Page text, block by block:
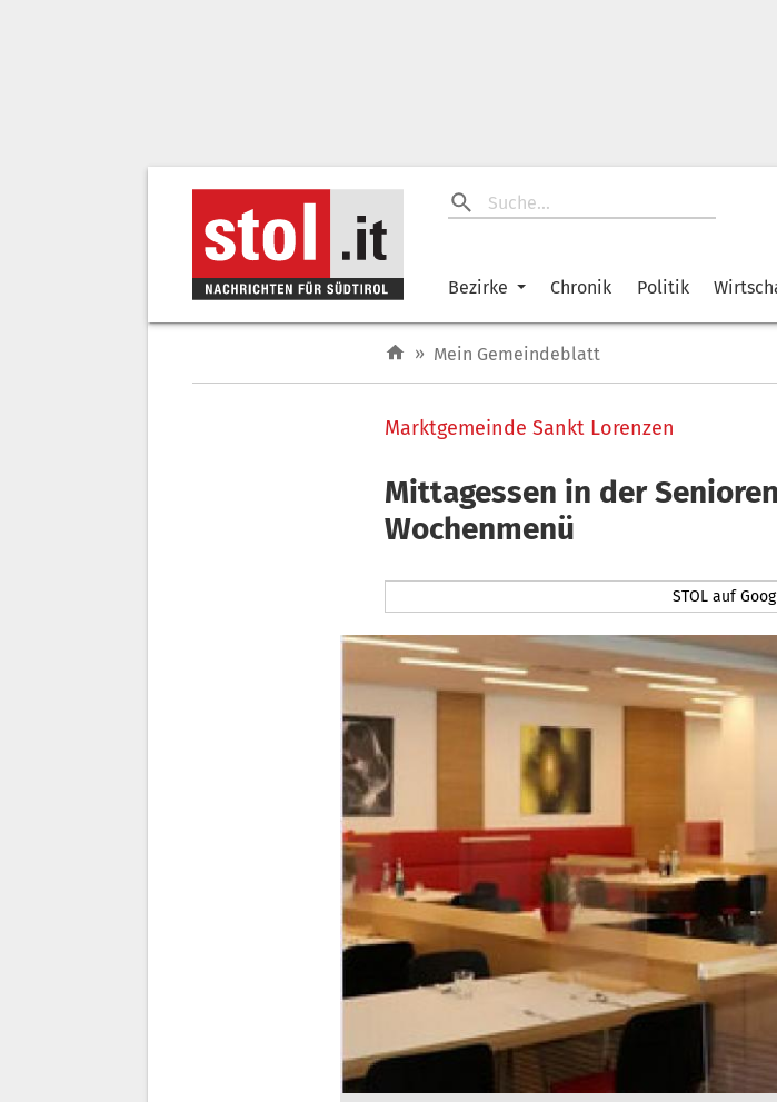
Bezirke Chronik Politik
» Mein Gemeindeblatt
Marktgemeinde Sankt Lorenzen
Mittagessen in der
Wochenmenü
STOL auf